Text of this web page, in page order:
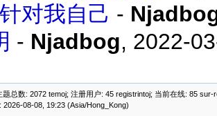
针对我自己 -
- Njadbog, 2022-
题总数: 2072 temoj; 注册用户: 45 registrintoj; 当前在线: 85
2026-08-08, 19:23 (Asia/Hong_Kong)